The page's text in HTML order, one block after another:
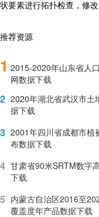
状要素进行拓扑检查，修
推荐资源
1 2015-2020年山东省人
网数据下载
2 2020年湖北省武汉市土
据下载
3 2001年四川省成都市植
布数据下载
4 甘肃省90米SRTM数字
下载
5 内蒙古自治区2016至
覆盖度年产品数据下载